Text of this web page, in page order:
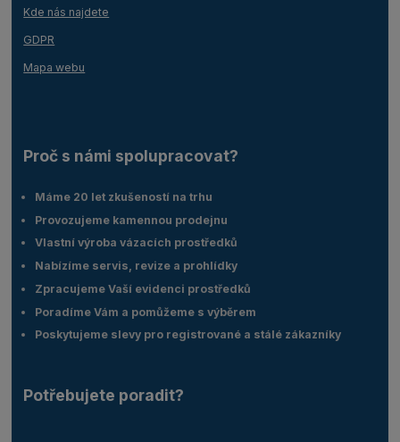
Kde nás najdete
GDPR
Mapa webu
Proč s námi spolupracovat?
Máme 20 let zkušeností na trhu
Provozujeme kamennou prodejnu
Vlastní výroba vázacích prostředků
Nabízíme servis, revize a prohlídky
Zpracujeme Vaší evidenci prostředků
Poradíme Vám a pomůžeme s výběrem
Poskytujeme slevy pro registrované a stálé zákazníky
Potřebujete poradit?